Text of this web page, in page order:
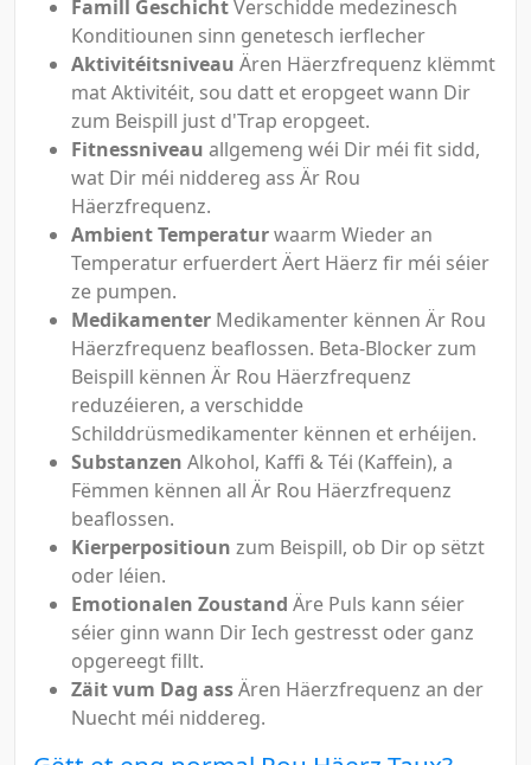
Famill GeschichtVerschidde medezinesch
Konditiounen sinn genetesch ierflecher
Aktivitéitsniveau Ären Häerzfrequenz klëmmt
mat Aktivitéit, sou datt et eropgeet wann Dir
zum Beispill just d'Trap eropgeet.
Fitnessniveau allgemeng wéi Dir méi fit sidd,
wat Dir méi niddereg ass Är Rou
Häerzfrequenz.
Ambient Temperaturwaarm Wieder an
Temperatur erfuerdert Äert Häerz fir méi séier
ze pumpen.
Medikamenter Medikamenter kënnen Är Rou
Häerzfrequenz beaflossen. Beta-Blocker zum
Beispill kënnen Är Rou Häerzfrequenz
reduzéieren, a verschidde
Schilddrüsmedikamenter kënnen et erhéijen.
Substanzen Alkohol, Kaffi & Téi (Kaffein), a
Fëmmen kënnen all Är Rou Häerzfrequenz
beaflossen.
Kierperpositioun zum Beispill, ob Dir op sëtzt
oder léien.
Emotionalen Zoustand Äre Puls kann séier
séier ginn wann Dir Iech gestresst oder ganz
opgereegt fillt.
Zäit vum Dag assÄren Häerzfrequenz an der
Nuecht méi niddereg.